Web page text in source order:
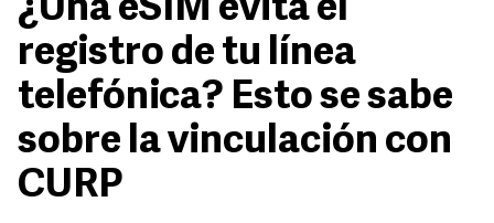
¿Una eSIM evita el
registro de tu línea
telefónica? Esto se sabe
sobre la vinculación con
CURP